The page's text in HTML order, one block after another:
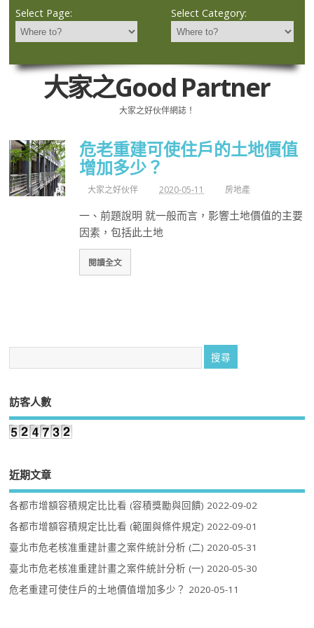
Select Page: Select Category:
大家之Good Partner
大家之好伙伴網誌！
危老重建可使住戶的土地價值
增加多少？
大家之好伙伴 2020-05-11 房地產
一、前題說明 就一般而言，影響土地價值的主要
因素，包括此土地
閱讀全文
訪客人數
近期文章
各都市增額容積規定比比看 (容積獎勵與回饋) 2022-09-02
各都市增額容積規定比比看 (範圍與條件規定) 2022-09-01
臺北市危老核准重建計畫之案件統計分析 (二) 2020-05-31
臺北市危老核准重建計畫之案件統計分析 (一) 2020-05-30
危老重建可使住戶的土地價值增加多少？ 2020-05-11